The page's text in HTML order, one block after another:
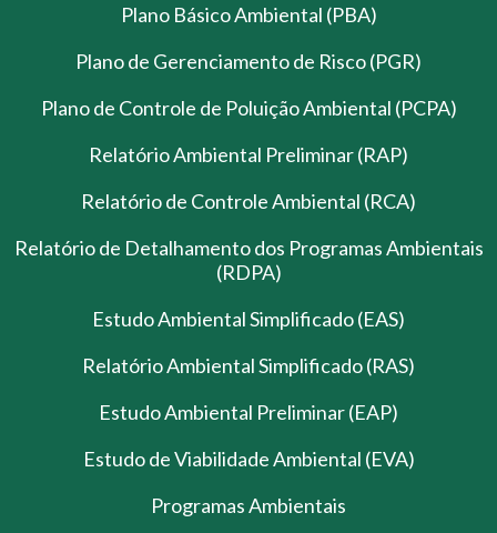
Plano Básico Ambiental (PBA)
Plano de Gerenciamento de Risco (PGR)
Plano de Controle de Poluição Ambiental (PCPA)
Relatório Ambiental Preliminar (RAP)
Relatório de Controle Ambiental (RCA)
Relatório de Detalhamento dos Programas Ambientais
(RDPA)
Estudo Ambiental Simplificado (EAS)
Relatório Ambiental Simplificado (RAS)
Estudo Ambiental Preliminar (EAP)
Estudo de Viabilidade Ambiental (EVA)
Programas Ambientais